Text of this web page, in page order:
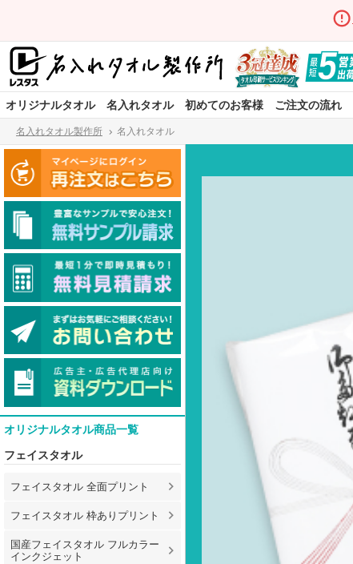
オリジナルタオル 名入れタオル 初めてのお客様 ご注文の流れ
名入れタオル製作所 名入れタオル
オリジナルタオル商品一覧
フェイスタオル
フェイスタオル 全面プリント
フェイスタオル 枠ありプリント
国産フェイスタオル フルカラー
インクジェット